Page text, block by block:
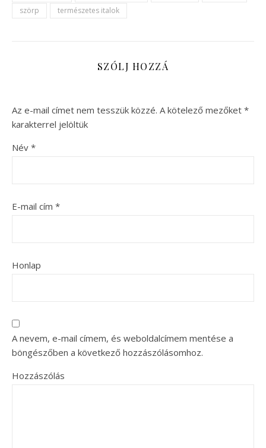
szörp
természetes italok
SZÓLJ HOZZÁ
Az e-mail címet nem tesszük közzé. A kötelező mezőket *
karakterrel jelöltük
Név *
E-mail cím *
Honlap
A nevem, e-mail címem, és weboldalcímem mentése a
böngészőben a következő hozzászólásomhoz.
Hozzászólás